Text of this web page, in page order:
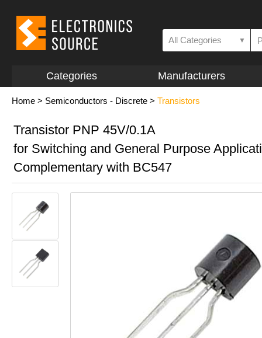
All Categories ▼
Categories Manufacturers
Home > Semiconductors - Discrete > Transistors
Transistor PNP 45V/0.1A
for Switching and General Purpose
Complementary with BC547